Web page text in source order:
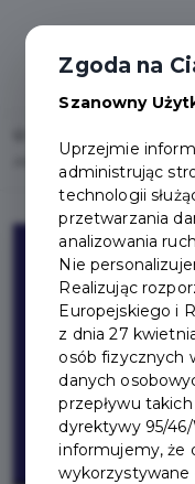
Afera w bibliotece –
Zgoda na
Szanowny
Uprzejmie
administrując
technologii
przetwarzania
analizowania
Nie
Realizując
Europejskiego i
z dnia 27
osób fizycznych
danych
przepływu
dyrektywy 95/
informujemy, że
wykorzystywane